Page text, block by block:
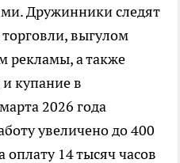
Дружинники следят
выгулом
рекламы, а также
купание в
2026 года
увеличено до 400
оплату 14 тысяч часов